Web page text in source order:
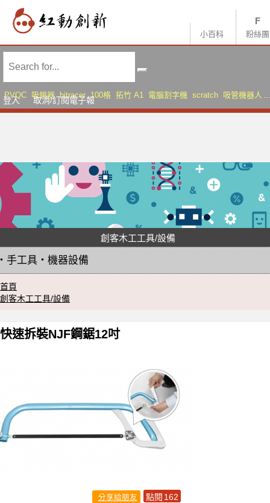
小百科 粉絲團
PVQC 吸錫器 bitracer 100格 拓竹 A1 電腦割字機 scratch 吸管機器人
AMS Lite Sonic Mini 8K S
登入 取消/訂閱電子報
創客木工工具/設備
手工具 ・ 機器設備
首頁
創客木工工具/設備
快速拆裝NJF鋼鋸12吋
分享給朋友 點閱 162